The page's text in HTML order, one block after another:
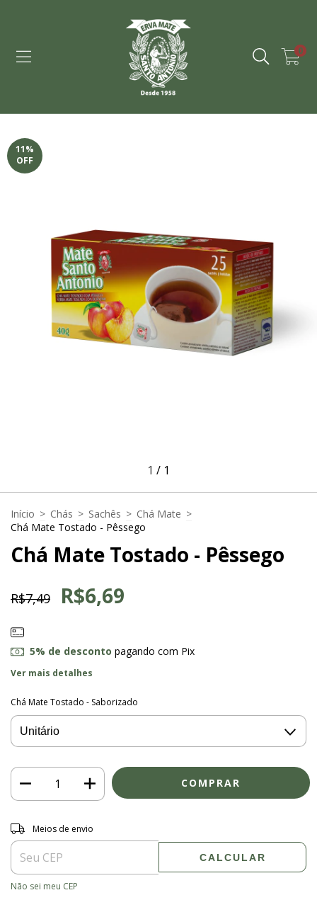
0
11%
OFF
1 / 1
Início > Chás > Sachês > Chá Mate >
Chá Mate Tostado - Pêssego
Chá Mate Tostado - Pêssego
R$7,49 R$6,69
5% de desconto pagando com Pix
Ver mais detalhes
Chá Mate Tostado - Saborizado
Entregas para o CEP:
Meios de envio
CALCULAR
Não sei meu CEP